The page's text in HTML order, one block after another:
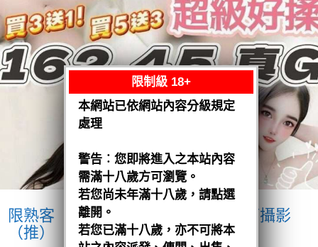
限熟客【沙鹿】優格
越南$3200.可攝影
（推）
限制級 18+
本網站已依網站內容分級規定
處理
警告︰您即將進入之本站內容
需滿十八歲方可瀏覽。
若您尚未年滿十八歲，請點選
離開。
若您已滿十八歲，亦不可將本